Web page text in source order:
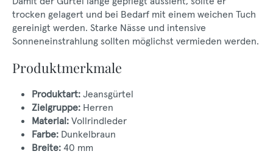
trocken gelagert und bei Bedarf mit einem weichen Tuch
gereinigt werden. Starke Nässe und intensive
Sonneneinstrahlung sollten möglichst vermieden werden.
Produktmerkmale
Produktart: Jeansgürtel
Zielgruppe: Herren
Material: Vollrindleder
Farbe: Dunkelbraun
Breite: 40 mm